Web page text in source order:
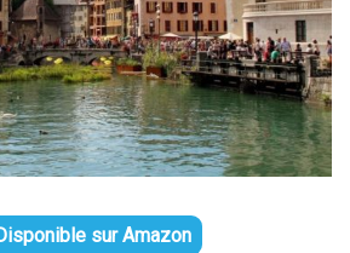
sur Amazon